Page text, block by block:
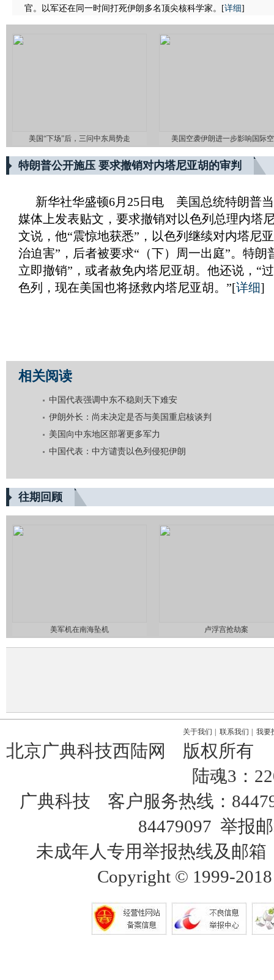
官。以军还在同一时间打死伊朗多名顶尖核科学家。
[详细]
美国“下场”后，三问中东局势走 美国空袭伊朗进一步影响国际
特朗普公开施压 要求撤销对内塔尼亚胡的审判
新华社华盛顿6月25日电 美国总统特朗普
媒体上发表贴文，要求撤销对以色列总理内塔
文说，他“震惊地获悉”，以色列继续对内塔尼
治迫害”，后者被要求“（下）周一出庭”。特朗
立即撤销”，或者赦免内塔尼亚胡。他还说，“
色列，现在美国也将拯救内塔尼亚胡。”[详细]
相关阅读
中国代表强调中东不稳则天下难安
伊朗外长：尚未决定是否与美国重启核谈判
美国向中东地区部署更多军力
中国代表：中方谴责以色列侵犯伊朗
往期回顾
美军机在南海坠机 卢浮宫抢劫案
关于我们 联系我们 我要
北京广典科技西陆网 版权所有
陆魂3：
广典科技 客户服务热线：
84479097 举报
未成年人专用举报热线及邮
Copyright © 1999-